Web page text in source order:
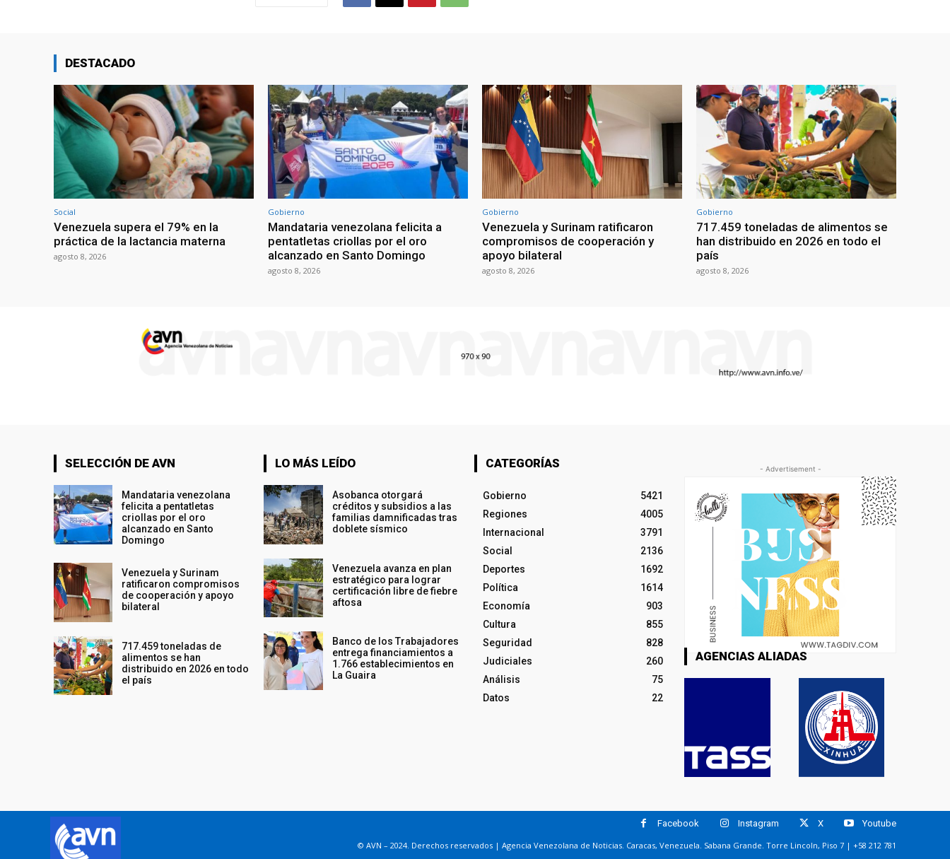
DESTACADO
Social
Venezuela supera el 79% en la
práctica de la lactancia materna
agosto 8, 2026
Gobierno
Mandataria venezolana felicita a
pentatletas criollas por el oro
alcanzado en Santo Domingo
agosto 8, 2026
Gobierno
Venezuela y Surinam ratificaron
compromisos de cooperación y
apoyo bilateral
agosto 8, 2026
Gobierno
717.459 toneladas de alimentos se
han distribuido en 2026 en todo el
país
agosto 8, 2026
SELECCIÓN DE AVN
Mandataria venezolana
felicita a pentatletas
criollas por el oro
alcanzado en Santo
Domingo
Venezuela y Surinam
ratificaron compromisos
de cooperación y apoyo
bilateral
717.459 toneladas de
alimentos se han
distribuido en 2026 en todo
el país
LO MÁS LEÍDO
Asobanca otorgará
créditos y subsidios a las
familias damnificadas tras
doblete sísmico
Venezuela avanza en plan
estratégico para lograr
certificación libre de fiebre
aftosa
Banco de los Trabajadores
entrega financiamientos a
1.766 establecimientos en
La Guaira
CATEGORÍAS
Gobierno
5421
Regiones
4005
Internacional
3791
Social
2136
Deportes
1692
Política
1614
Economía
903
Cultura
855
Seguridad
828
Judiciales
260
Análisis
75
Datos
22
- Advertisement -
AGENCIAS ALIADAS
Facebook Instagram X Youtube
© AVN – 2024. Derechos reservados | Agencia Venezolana de Noticias. Caracas, Venezuela. Sabana Grande. Torre Lincoln, Piso 7 | +58 212 781